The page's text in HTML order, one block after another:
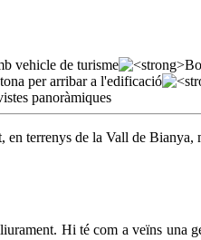
terrenys de la Vall de
Hi té com a veïns una